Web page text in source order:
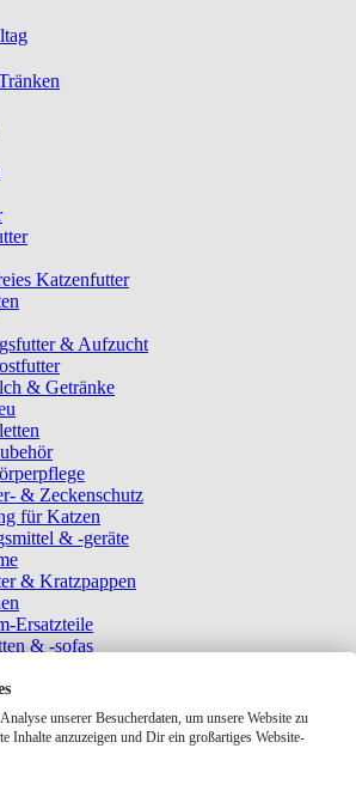
Katzenfutter
& Aufzucht
& Getränke
& Zeckenschutz
für Katzen
& -geräte
& Kratzpappen
Ersatzteile
& -sofas
& Fensterliegeplätze
& -matten
Catnipspielzeug
unserer Besucherdaten, um unsere Website zu
Inhalte anzuzeigen und Dir ein großartiges Website-